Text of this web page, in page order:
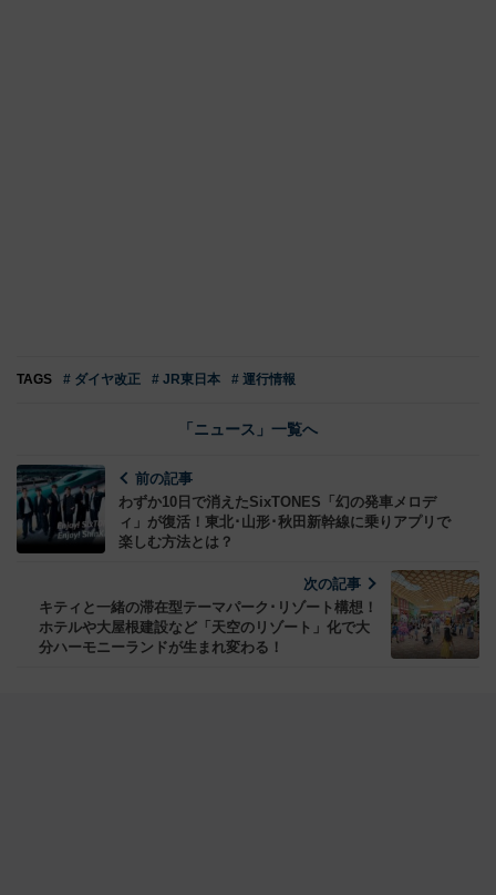
TAGS # ダイヤ改正 # JR東日本 # 運行情報
「ニュース」一覧へ
前の記事
わずか10日で消えたSixTONES「幻の発車メロデ
ィ」が復活！東北･山形･秋田新幹線に乗りアプリで
楽しむ方法とは？
次の記事
キティと一緒の滞在型テーマパーク･リゾート構想！
ホテルや大屋根建設など「天空のリゾート」化で大
分ハーモニーランドが生まれ変わる！